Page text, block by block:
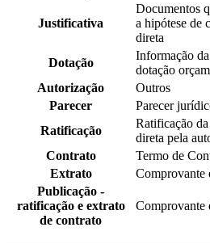
Justificativa
Documentos
a hipótese de
direta
Dotação
Informação
dotação
Autorização
Outros
Parecer
Parecer
Ratificação
Ratificação
direta pela
Contrato
Termo de
Extrato
Comprovante
Publicação -
ratificação e extrato
de contrato
Comprovante